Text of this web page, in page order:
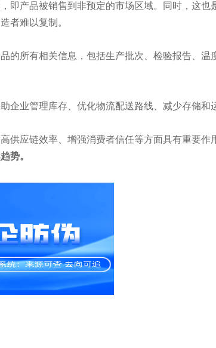
即产品被销售到非预定的市场区域。同时，这也
者难以复制。
的所有相关信息，包括生产批次、检验报告、温
企业管理库存、优化物流配送路线、减少存储和
供应链效率、增强消费者信任等方面具有重要作
势。